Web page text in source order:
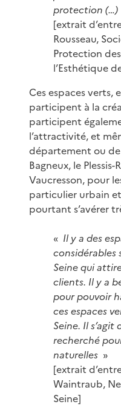
protection (…)
[extrait
Rousseau,
Protection
l’Esthétique
Ces espaces verts,
participent à la
participent
l’attractivité, et
département ou
Bagneux, le
Vaucresson, pour
particulier urbain
pourtant s’avérer
« Il y a des
considérables
Seine qui
clients. Il y a
pour pouvoir
ces espaces
Seine. Il
recherché
naturelles »
[extrait
Waintraub,
Seine]